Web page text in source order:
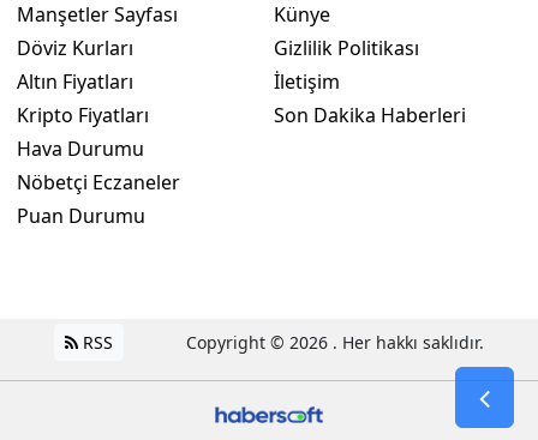
Manşetler Sayfası
Döviz Kurları
Altın Fiyatları
Kripto Fiyatları
Hava Durumu
Nöbetçi Eczaneler
Puan Durumu
Künye
Gizlilik Politikası
İletişim
Son Dakika Haberleri
RSS Copyright © 2026 . Her hakkı saklıdır.